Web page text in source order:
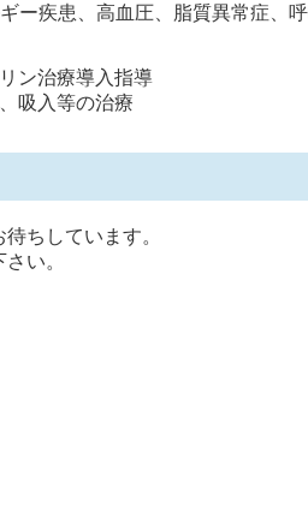
ー疾患、高血圧、脂質異常症、呼
ン治療導入指導
吸入等の治療
ちしています。
い。